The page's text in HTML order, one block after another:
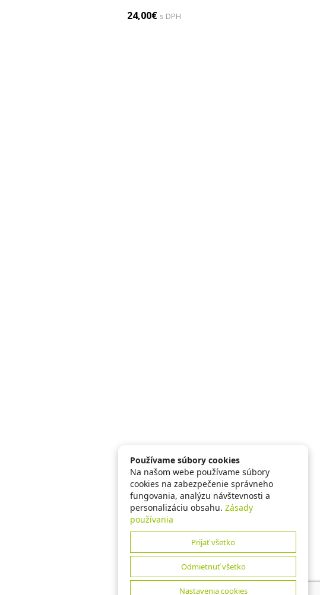
24,00€ s DPH
Používame súbory cookies
Na našom webe používame súbory
cookies na zabezpečenie správneho
fungovania, analýzu návštevnosti a
personalizáciu obsahu. Zásady
používania
Prijať všetko
Odmietnuť všetko
Nastavenia cookies